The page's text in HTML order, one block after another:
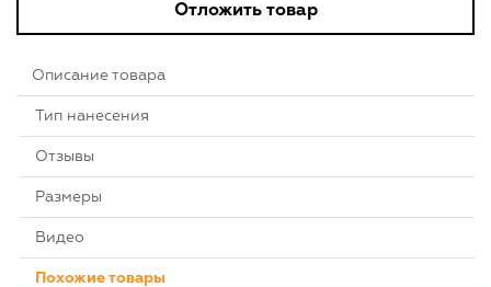
Отложить товар
Описание товара
Тип нанесения
Отзывы
Размеры
Видео
Похожие товары